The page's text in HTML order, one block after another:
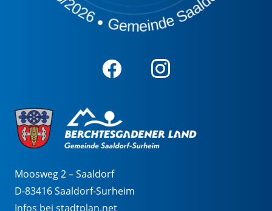
Moosweg 2 – Saaldorf
D-83416 Saaldorf-Surheim
Infos bei stadtplan.net